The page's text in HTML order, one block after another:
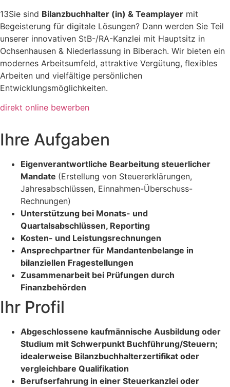
13Sie sind Bilanzbuchhalter (in) & Teamplayer mit
Begeisterung für digitale Lösungen? Dann werden Sie Teil
unserer innovativen StB-/RA-Kanzlei mit Hauptsitz in
Ochsenhausen & Niederlassung in Biberach. Wir bieten ein
modernes Arbeitsumfeld, attraktive Vergütung, flexibles
Arbeiten und vielfältige persönlichen
Entwicklungsmöglichkeiten.
direkt online bewerben
Ihre Aufgaben
Eigenverantwortliche Bearbeitung steuerlicher
Mandate (Erstellung von Steuererklärungen,
Jahresabschlüssen, Einnahmen-Überschuss-
Rechnungen)
Unterstützung bei Monats- und
Quartalsabschlüssen, Reporting
Kosten- und Leistungsrechnungen
Ansprechpartner für Mandantenbelange in
bilanziellen Fragestellungen
Zusammenarbeit bei Prüfungen durch
Finanzbehörden
Ihr Profil
Abgeschlossene kaufmännische Ausbildung oder
Studium mit Schwerpunkt Buchführung/Steuern;
idealerweise Bilanzbuchhalterzertifikat oder
vergleichbare Qualifikation
Berufserfahrung in einer Steuerkanzlei oder